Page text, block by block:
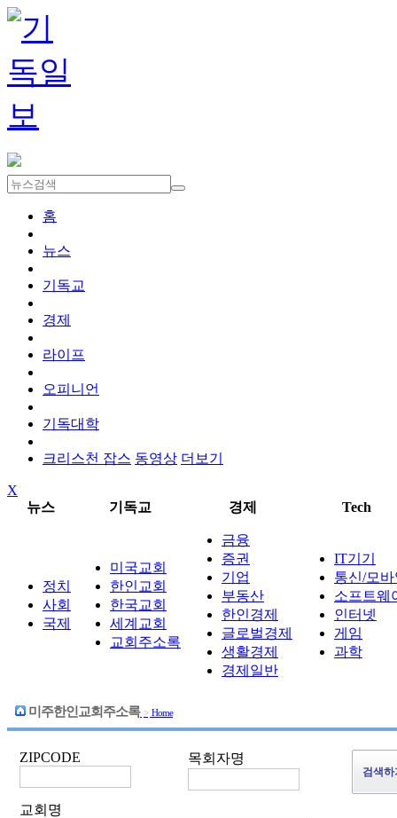
홈
뉴스
기독교
경제
라이프
오피니언
기독대학
크리스천 잡스 동영상 더보기
X
뉴스
기독교 경제 Tech
정치
사회
국제
미국교회
한인교회
한국교회
세계교회
교회주소록
금융
증권
기업
부동산
한인경제
글로벌경제
생활경제
경제일반
IT기기
통신/모
소프트웨
인터넷
게임
과학
미주한인교회주소록 > Home
ZIPCODE 목회자명
교회명